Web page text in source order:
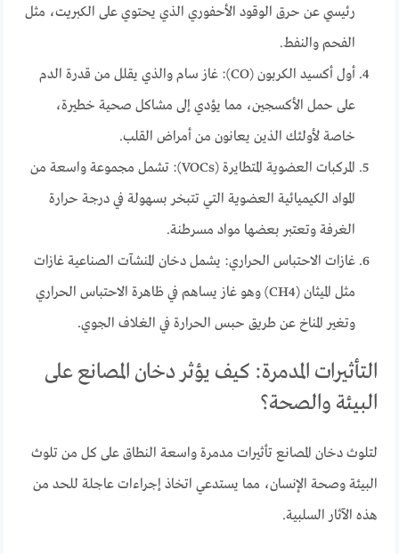
رئيسي عن حرق الوقود الأحفوري الذي يحتوي على الكبريت، مثل
الفحم والنفط.
أول أكسيد الكربون (CO): غاز سام والذي يقلل من قدرة الدم
على حمل الأكسجين، مما يؤدي إلى مشاكل صحية خطيرة،
خاصة لأولئك الذين يعانون من أمراض القلب.
المركبات العضوية المتطايرة (VOCs): تشمل مجموعة واسعة من
المواد الكيميائية العضوية التي تتبخر بسهولة في درجة حرارة
الغرفة وتعتبر بعضها مواد مسرطنة.
غازات الاحتباس الحراري: يشمل دخان المنشآت الصناعية غازات
مثل الميثان (CH4) وهو غاز يساهم في ظاهرة الاحتباس الحراري
وتغير المناخ عن طريق حبس الحرارة في الغلاف الجوي.
التأثيرات المدمرة: كيف يؤثر دخان المصانع على
البيئة والصحة؟
لتلوث دخان المصانع تأثيرات مدمرة واسعة النطاق على كل من تلوث
البيئة وصحة الإنسان، مما يستدعي اتخاذ إجراءات عاجلة للحد من
هذه الآثار السلبية.